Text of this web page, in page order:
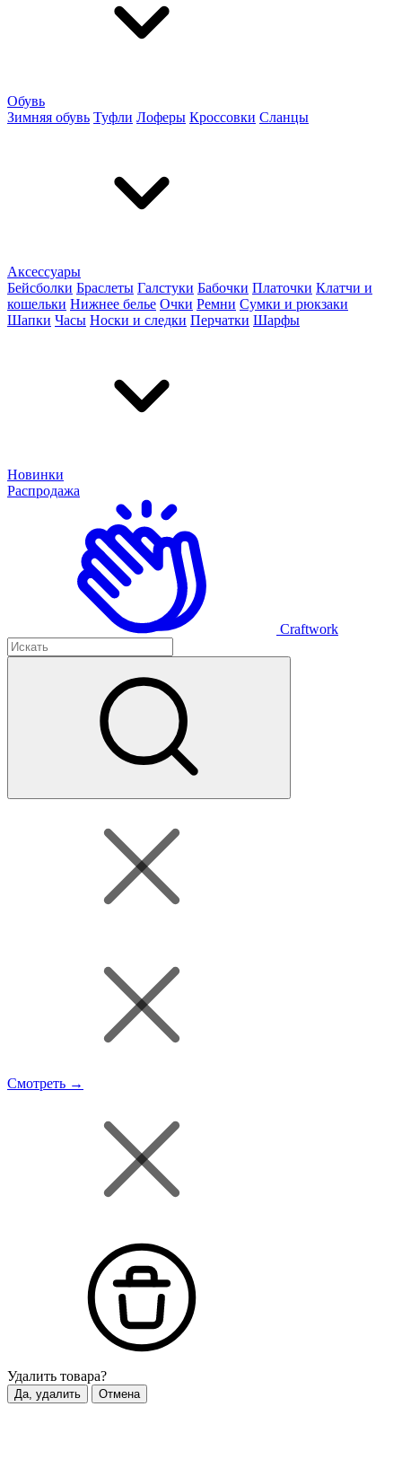
Обувь
Зимняя обувь Туфли Лоферы Кроссовки Сланцы
Аксессуары
Бейсболки Браслеты Галстуки Бабочки Платочки Клатчи и
кошельки Нижнее белье Очки Ремни Сумки и рюкзаки
Шапки Часы Носки и следки Перчатки Шарфы
Новинки
Распродажа
Craftwork
Смотреть →
Удалить товара?
Да, удалить Отмена